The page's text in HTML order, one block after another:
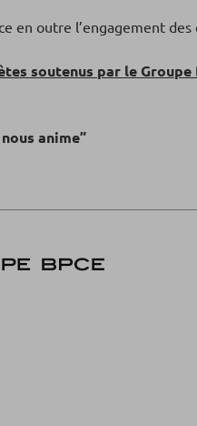
en outre l’engagement
soutenus par le Groupe
anime”